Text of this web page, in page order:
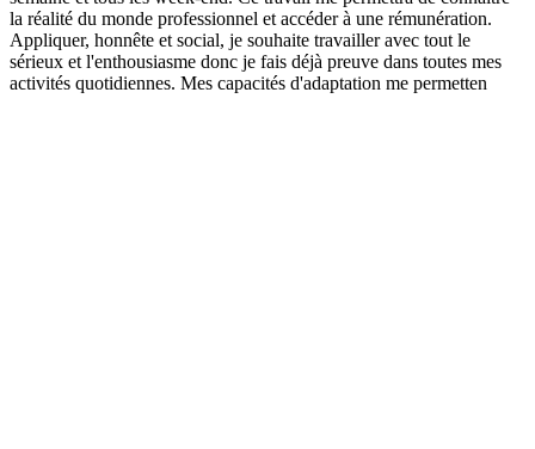
la réalité du monde professionnel et accéder à une rémunération.
Appliquer, honnête et social, je souhaite travailler avec tout le
sérieux et l'enthousiasme donc je fais déjà preuve dans toutes mes
activités quotidiennes. Mes capacités d'adaptation me permetten